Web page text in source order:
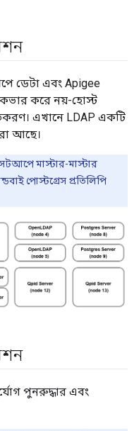
ডেটা এবং Apigee
করে নয়-হোস্ট
এখানে LDAP একটি
আছে।
মাস্টার-মাস্টার
পোস্টগ্রেস প্রতিলিপি
পুনরুদ্ধার এবং